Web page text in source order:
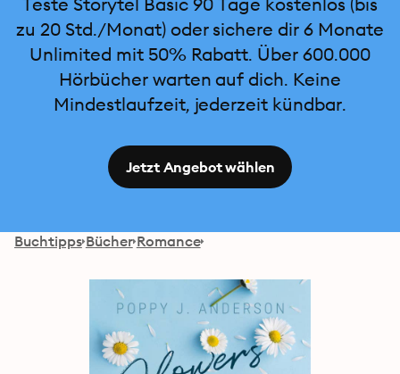
zu 20 Std./Monat) oder sichere dir 6 Monate
Unlimited mit 50% Rabatt. Über 600.000
Hörbücher warten auf dich. Keine
Mindestlaufzeit, jederzeit kündbar.
Jetzt Angebot wählen
Buchtipps Bücher Romance